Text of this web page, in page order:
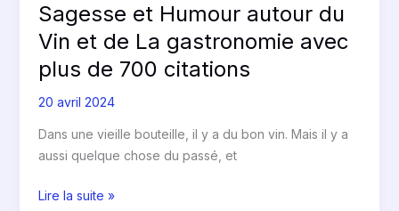
Sagesse et Humour autour du
Vin et de La gastronomie avec
plus de 700 citations
20 avril 2024
Dans une vieille bouteille, il y a du bon vin. Mais il y a
aussi quelque chose du passé, et
Sagesse
et
Humour
autour
du
et
de
gastronomie
Lire la suite »